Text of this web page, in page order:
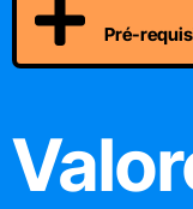
Pré-